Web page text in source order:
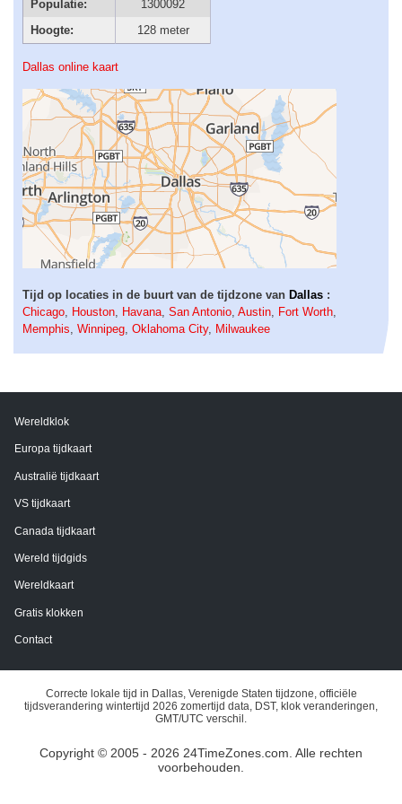
Populatie:
1300092
Hoogte:
128 meter
Dallas online kaart
Tijd op locaties in de buurt van de tijdzone van Dallas :
Chicago, Houston, Havana, San Antonio, Austin, Fort Worth,
Memphis, Winnipeg, Oklahoma City, Milwaukee
Wereldklok
Europa tijdkaart
Australië tijdkaart
VS tijdkaart
Canada tijdkaart
Wereld tijdgids
Wereldkaart
Gratis klokken
Contact
Correcte lokale tijd in Dallas, Verenigde Staten tijdzone, officiële
tijdsverandering wintertijd 2026 zomertijd data, DST, klok veranderingen,
GMT/UTC verschil.
Copyright © 2005 - 2026 24TimeZones.com. Alle rechten
voorbehouden.